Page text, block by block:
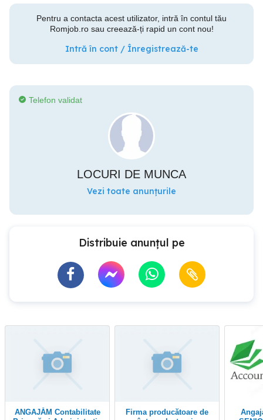
Pentru a contacta acest utilizator, intră în contul tău
Romjob.ro sau creează-ți rapid un cont nou!
Intră în cont / Înregistrează-te
Telefon validat
LOCURI DE MUNCA
Vezi toate anunțurile
Distribuie anunțul pe
ANGAJĂM Contabilitate
Firma producătoare de
Angajam CONTABIL